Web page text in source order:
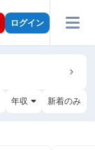
ログイン
年収 新着のみ